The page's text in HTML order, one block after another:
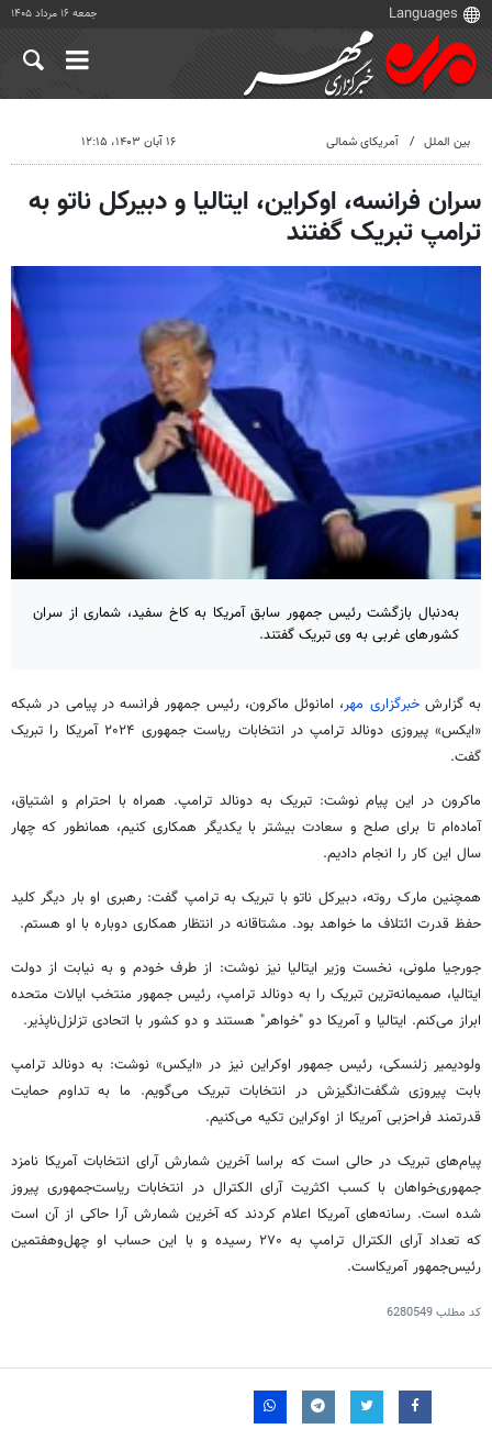
جمعه ۱۶ مرداد ۱۴۰۵
بین الملل آمریکای شمالی ۱۶ آبان ۱۴۰۳، ۱۲:۱۵
سران فرانسه، اوکراین، ایتالیا و دبیرکل ناتو به
ترامپ تبریک گفتند
به‌دنبال بازگشت رئیس جمهور سابق آمریکا به کاخ سفید، شماری از سران
کشورهای غربی به وی تبریک گفتند.
به گزارشخبرگزاری مهر، امانوئل ماکرون، رئیس جمهور فرانسه در پیامی در شبکه
«ایکس» پیروزی دونالد ترامپ در انتخابات ریاست جمهوری ۲۰۲۴ آمریکا را تبریک
گفت.
ماکرون در این پیام نوشت: تبریک به دونالد ترامپ. همراه با احترام و اشتیاق،
آماده‌ام تا برای صلح و سعادت بیشتر با یکدیگر همکاری کنیم، همانطور که چهار
سال این کار را انجام دادیم.
همچنین مارک روته، دبیرکل ناتو با تبریک به ترامپ گفت: رهبری او بار دیگر کلید
حفظ قدرت ائتلاف ما خواهد بود. مشتاقانه در انتظار همکاری دوباره با او هستم.
جورجیا ملونی، نخست وزیر ایتالیا نیز نوشت: از طرف خودم و به نیابت از دولت
ایتالیا، صمیمانه‌ترین تبریک را به دونالد ترامپ، رئیس جمهور منتخب ایالات متحده
ابراز می‌کنم. ایتالیا و آمریکا دو "خواهر" هستند و دو کشور با اتحادی تزلزل‌ناپذیر.
ولودیمیر زلنسکی، رئیس جمهور اوکراین نیز در «ایکس» نوشت: به دونالد ترامپ
بابت پیروزی شگفت‌انگیزش در انتخابات تبریک می‌گویم. ما به تداوم حمایت
قدرتمند فراحزبی آمریکا از اوکراین تکیه می‌کنیم.
پیام‌های تبریک در حالی است که براسا آخرین شمارش آرای انتخابات آمریکا نامزد
جمهوری‌خواهان با کسب اکثریت آرای الکترال در انتخابات ریاست‌جمهوری پیروز
شده است. رسانه‌های آمریکا اعلام کردند که آخرین شمارش آرا حاکی از آن است
که تعداد آرای الکترال ترامپ به ۲۷۰ رسیده و با این حساب او چهل‌وهفتمین
رئیس‌جمهور آمریکاست.
کد مطلب6280549